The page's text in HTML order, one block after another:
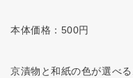
本体価格：500円
京漬物と和紙の色が選べ